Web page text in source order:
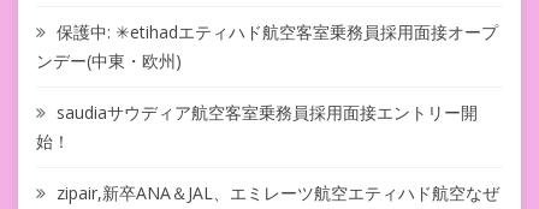
保護中: ✳︎etihadエティハド航空客室乗務員採用面接オープ
ンデー(中東・欧州)
saudiaサウディア航空客室乗務員採用面接エントリー開
始！
zipair,新卒ANA＆JAL、エミレーツ航空エティハド航空なぜ